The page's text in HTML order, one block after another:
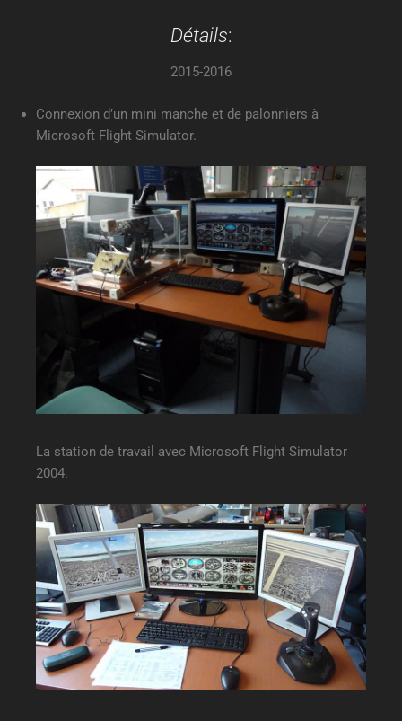
Détails:
2015-2016
Connexion d’un mini manche et de palonniers à
Microsoft Flight Simulator.
La station de travail avec Microsoft Flight Simulator
2004.